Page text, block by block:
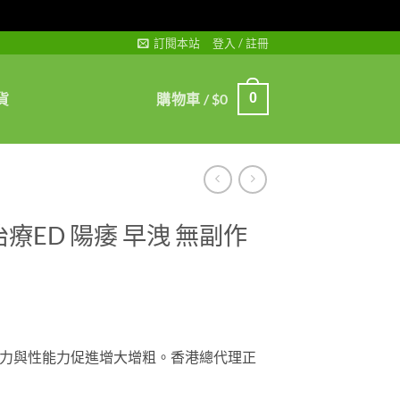
訂閱本站 登入 / 註冊
購物車 /$0 0
ED 陽痿 早洩 無副作
與性能力促進增大增粗。香港總代理正